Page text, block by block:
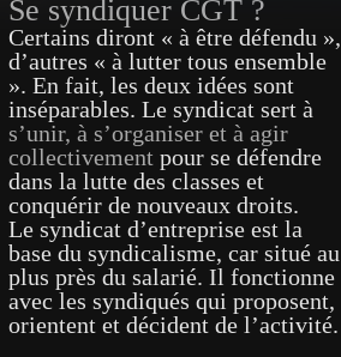
Se syndiquer CGT ?
Certains diront « à être défendu »,
d’autres « à lutter tous ensemble
». En fait, les deux idées sont
inséparables. Le syndicat sert à
s’unir, à s’organiser et à agir
collectivement pour se défendre
dans la lutte des classes et
conquérir de nouveaux droits.
Le syndicat d’entreprise est la
base du syndicalisme, car situé au
plus près du salarié. Il fonctionne
avec les syndiqués qui proposent,
orientent et décident de l’activité.